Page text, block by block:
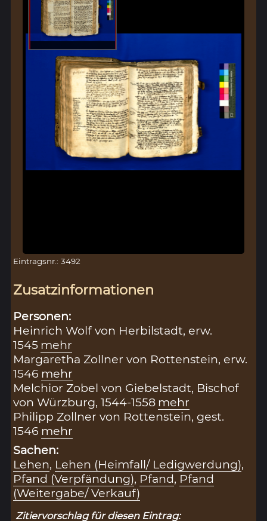
Eintragsnr.: 3492
Zusatzinformationen
Personen:
Heinrich Wolf von Herbilstadt, erw.
1545 mehr
Margaretha Zollner von Rottenstein, erw.
1546 mehr
Melchior Zobel von Giebelstadt, Bischof
von Würzburg, 1544-1558 mehr
Philipp Zollner von Rottenstein, gest.
1546 mehr
Sachen:
Lehen, Lehen (Heimfall/ Ledigwerdung),
Pfand (Verpfändung), Pfand, Pfand
(Weitergabe/ Verkauf)
Zitiervorschlag für diesen Eintrag: